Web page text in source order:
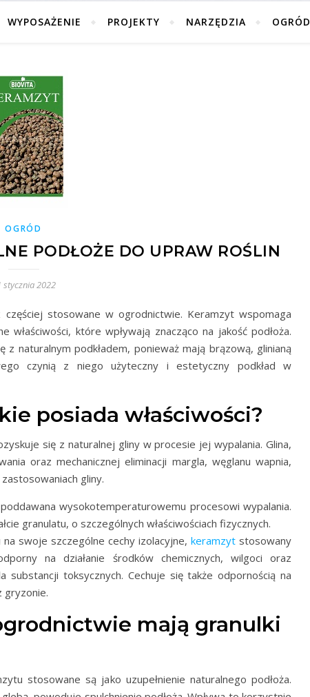
WYPOSAŻENIE PROJEKTY NARZĘDZIA OGRÓD
OGRÓD
PODŁOŻE DO UPRAW ROŚLIN
stycznia 2022
stosowane w ogrodnictwie. Keramzyt wspomaga
które wpływają znacząco na jakość podłoża.
z naturalnym podkładem, ponieważ mają brązową, glinianą
czynią z niego użyteczny i estetyczny podkład w
posiada właściwości?
się z naturalnej gliny w procesie jej wypalania. Glina,
oraz mechanicznej eliminacji margla, węglanu wapnia,
gliny.
wysokotemperaturowemu procesowi wypalania.
granulatu, o szczególnych właściwościach fizycznych.
swoje szczególne cechy izolacyjne, keramzyt stosowany
na działanie środków chemicznych, wilgoci oraz
toksycznych. Cechuje się także odpornością na
gryzonie.
mają granulki
stosowane są jako uzupełnienie naturalnego podłoża.